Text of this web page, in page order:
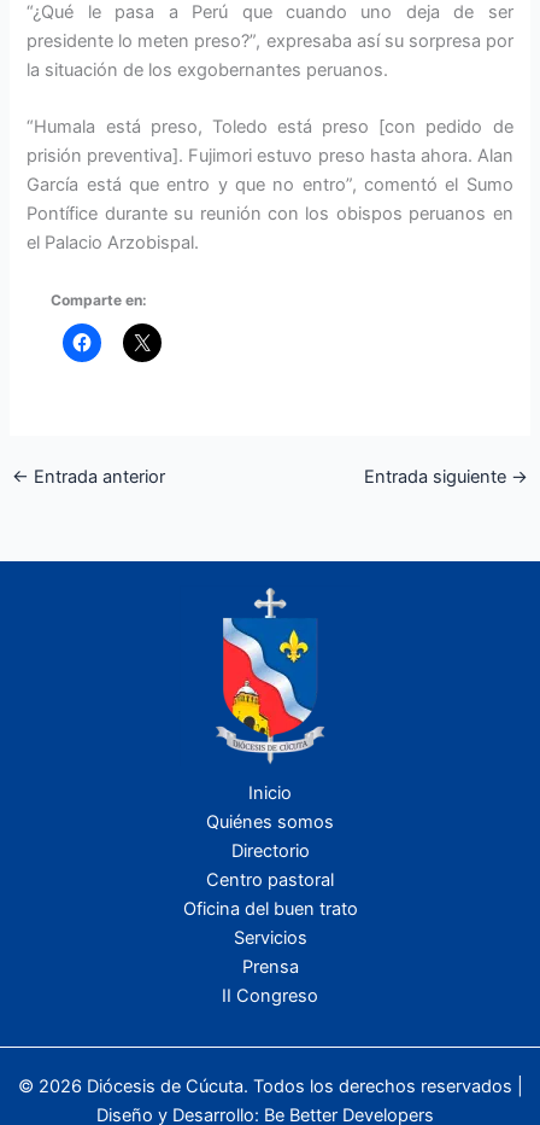
“¿Qué le pasa a Perú que cuando uno deja de ser
presidente lo meten preso?”, expresaba así su sorpresa por
la situación de los exgobernantes peruanos.
“Humala está preso, Toledo está preso [con pedido de
prisión preventiva]. Fujimori estuvo preso hasta ahora. Alan
García está que entro y que no entro”, comentó el Sumo
Pontífice durante su reunión con los obispos peruanos en
el Palacio Arzobispal.
Comparte en:
← Entrada anterior Entrada siguiente →
Inicio
Quiénes somos
Directorio
Centro pastoral
Oficina del buen trato
Servicios
Prensa
II Congreso
© 2026 Diócesis de Cúcuta. Todos los derechos reservados |
Diseño y Desarrollo: Be Better Developers